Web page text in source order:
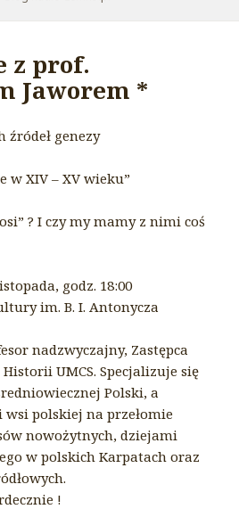
z prof.
Jaworem *
źródeł genezy
w XIV – XV wieku”
? I czy my mamy z nimi coś
godz. 18:00
im. B. I. Antonycza
nadzwyczajny, Zastępca
UMCS. Specjalizuje się
Polski, a
wsi polskiej na przełomie
nowożytnych, dziejami
w polskich Karpatach oraz
!